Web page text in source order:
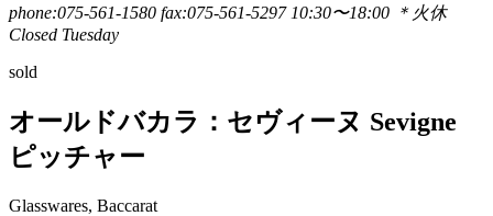
phone:075-561-1580 fax:075-561-5297 10:30〜18:00 ＊火休
Closed Tuesday
sold
オールドバカラ：セヴィーヌ Sevigne
ピッチャー
Glasswares, Baccarat